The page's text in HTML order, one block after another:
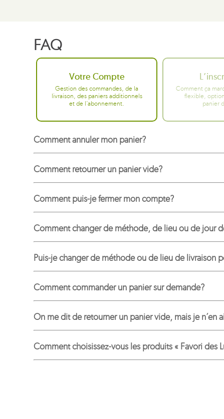
FAQ
Votre Compte
Gestion des commandes, de la
livraison, des paniers additionnels
et de l’abonnement.
Comment ça
flexible,
panier
Comment annuler mon panier?
Comment retourner un panier vide?
Comment puis-je fermer mon compte?
Comment changer de méthode, de lieu ou de jour
Puis-je changer de méthode ou de lieu de livraison
Comment commander un panier sur demande?
On me dit de retourner un panier vide, mais je n’en
Comment choisissez-vous les produits « Favori des